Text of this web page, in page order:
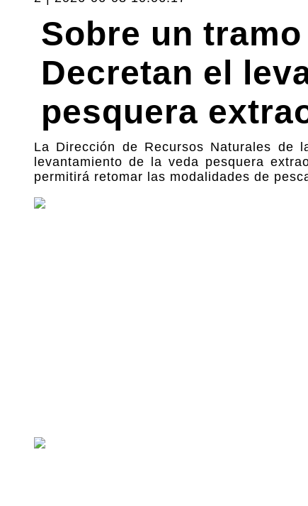
Sobre un
Decretan el
pesquera
La Dirección de Recursos Naturales de
levantamiento de la veda pesquera
permitirá retomar las modalidades de